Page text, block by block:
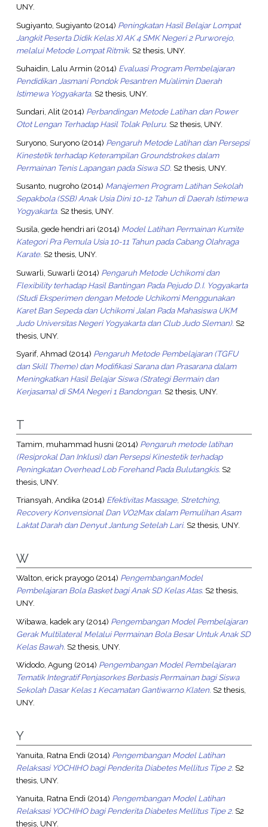
UNY.
Sugiyanto, Sugiyanto(2014) Peningkatan Hasil Belajar Lompat
Jangkit Peserta Didik Kelas XI AK 4 SMK Negeri 2 Purworejo,
melalui Metode Lompat Ritmik. S2 thesis, UNY.
Suhaidin, Lalu Armin (2014) Evaluasi Program Pembelajaran
Pendidikan Jasmani Pondok Pesantren Mu’alimin Daerah
Istimewa Yogyakarta. S2 thesis, UNY.
Sundari, Alit(2014) Perbandingan Metode Latihan dan Power
Otot Lengan Terhadap Hasil Tolak Peluru. S2 thesis, UNY.
Suryono, Suryono(2014) Pengaruh Metode Latihan dan Persepsi
Kinestetik terhadap Keterampilan Groundstrokes dalam
Permainan Tenis Lapangan pada Siswa SD. S2 thesis, UNY.
Susanto, nugroho(2014) Manajemen Program Latihan Sekolah
Sepakbola (SSB) Anak Usia Dini 10-12 Tahun di Daerah Istimewa
Yogyakarta. S2 thesis, UNY.
Susila, gede hendri ari (2014) Model Latihan Permainan Kumite
Kategori Pra Pemula Usia 10-11 Tahun pada Cabang Olahraga
Karate. S2 thesis, UNY.
Suwarli, Suwarli (2014) Pengaruh Metode Uchikomi dan
Flexibility terhadap Hasil Bantingan Pada Pejudo D.I. Yogyakarta
(Studi Eksperimen dengan Metode Uchikomi Menggunakan
Karet Ban Sepeda dan Uchikomi Jalan Pada Mahasiswa UKM
Judo Universitas Negeri Yogyakarta dan Club Judo Sleman). S2
thesis, UNY.
Syarif, Ahmad (2014) Pengaruh Metode Pembelajaran (TGFU
dan Skill Theme) dan Modifikasi Sarana dan Prasarana dalam
Meningkatkan Hasil Belajar Siswa (Strategi Bermain dan
Kerjasama) di SMA Negeri 1 Bandongan. S2 thesis, UNY.
T
Tamim, muhammad husni (2014) Pengaruh metode latihan
(Resiprokal Dan Inklusi) dan Persepsi Kinestetik terhadap
Peningkatan Overhead Lob Forehand Pada Bulutangkis. S2
thesis, UNY.
Triansyah, Andika(2014) Efektivitas Massage, Stretching,
Recovery Konvensional Dan VO2Max dalam Pemulihan Asam
Laktat Darah dan Denyut Jantung Setelah Lari. S2 thesis, UNY.
W
Walton, erick prayogo(2014) PengembanganModel
Pembelajaran Bola Basket bagi Anak SD Kelas Atas. S2 thesis,
UNY.
Wibawa, kadek ary(2014) Pengembangan Model Pembelajaran
Gerak Multilateral Melalui Permainan Bola Besar Untuk Anak SD
Kelas Bawah. S2 thesis, UNY.
Widodo, Agung (2014) Pengembangan Model Pembelajaran
Tematik Integratif Penjasorkes Berbasis Permainan bagi Siswa
Sekolah Dasar Kelas 1 Kecamatan Gantiwarno Klaten. S2 thesis,
UNY.
Y
Yanuita, Ratna Endi (2014) Pengembangan Model Latihan
Relaksasi YOCHIHO bagi Penderita Diabetes Mellitus Tipe 2. S2
thesis, UNY.
Yanuita, Ratna Endi (2014) Pengembangan Model Latihan
Relaksasi YOCHIHO bagi Penderita Diabetes Mellitus Tipe 2. S2
thesis, UNY.